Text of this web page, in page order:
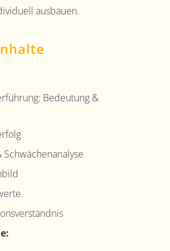
ausbauen.
Bedeutung &
Schwächenanalyse